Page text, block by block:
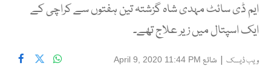
ایم ڈی سائٹ مہدی شاہ گزشتہ تین ہفتوں سے کراچی کے
ایک اسپتال میں زیر علاج تھے۔
ویب ڈیسک | شائع April 9, 2020 11:44 PM